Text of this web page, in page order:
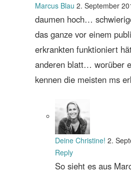
Marcus Blau 2. September
daumen hoch…
das ganze vor einem
erkrankten funktioniert
anderen blatt… worüber
kennen die meisten ms
Deine Christine! 2.
Reply
So sieht es aus